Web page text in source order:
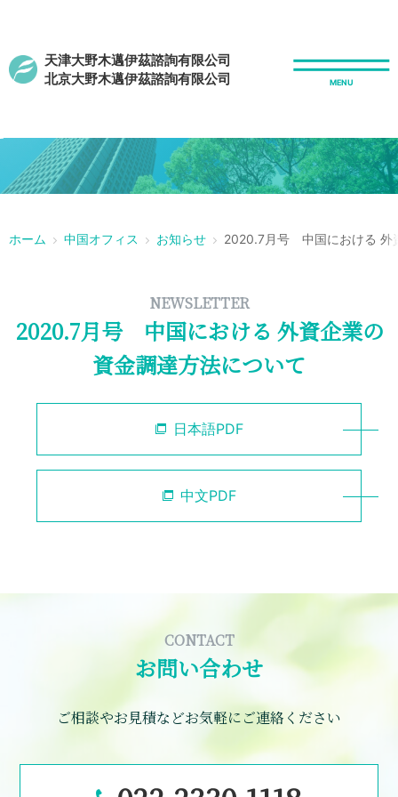
天津大野木邁伊茲諮詢有限公司
北京大野木邁伊茲諮詢有限公司
ホーム 中国オフィス お知らせ 2020.7月号 中国における 外
NEWSLETTER
2020.7月号 中国における 外資企業の
資金調達方法について
日本語PDF
中文PDF
CONTACT
お問い合わせ
ご相談やお見積などお気軽にご連絡ください